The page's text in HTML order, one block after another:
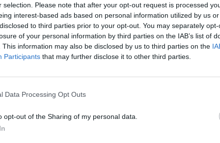
selection. Please note that after your opt-out request is processed
interest-based ads based on personal information utilized by us
to third parties prior to your opt-out. You may separately
of your personal information by third parties on the IAB’s list of
This information may also be disclosed by us to third parties on the
Participants that may further disclose it to other third parties.
Data Processing Opt Outs
opt-out of the Sharing of my personal data.
μέχρι στιγμής, εξηγήσεις!
πριν από λίγο, μιλώντας με τον κ.
είναι εξοργιστικό ότι βγάζει
την θέλουμε τη συμπαράσταση!
η εταιρεία για να μην έχουμε το
για να μην έχουμε μέχρι στιγμής
αρχικά ο δημοσιογράφος και
Ελλάδα».